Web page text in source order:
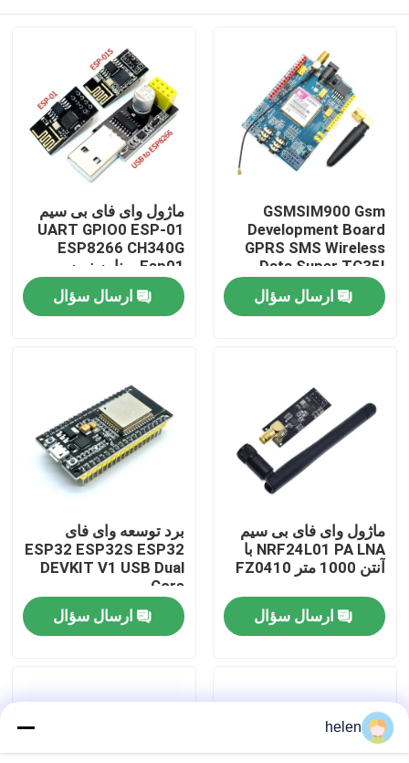
خونه
محصولات
بازدید از کارخانه
کنترل کیفیت
با ما تماس بگیرید
اخبار
موارد
ماژول برد تقویت کننده
GSMSIM900 Gsm
Development Board
GPRS SMS Wireless
Data Super TC35I
ارسال سؤال
ماژول وای فای بی سیم
UART GPIO0 ESP-01
ESP8266 CH340G
Esp01 برنامه نویس
آداپتور
ارسال سؤال
ماژول وای فای بی سیم
NRF24L01 PA LNA با
آنتن 1000 متر FZ0410
ارسال سؤال
برد توسعه وای فای
ESP32 ESP32S ESP32
DEVKIT V1 USB Dual
Core
ارسال سؤال
helen